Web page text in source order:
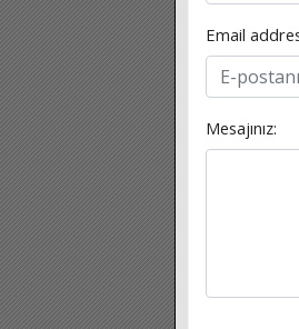
Email
Mesajınız: